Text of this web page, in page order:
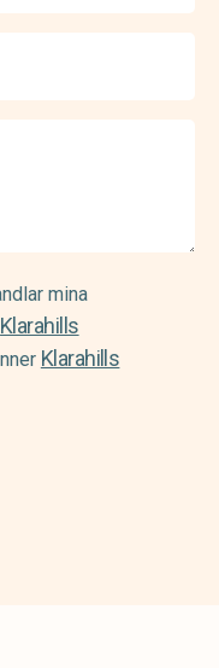
mina
Klarahills
Klarahills